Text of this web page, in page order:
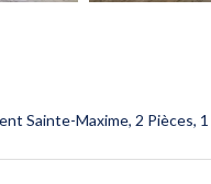
Sainte-Maxime, 2 Pièces, 1